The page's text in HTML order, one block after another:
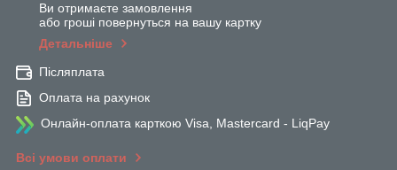
Ви отримаєте замовлення
або гроші повернуться на вашу картку
Детальніше
Післяплата
Оплата на рахунок
Онлайн-оплата карткою Visa, Mastercard - LiqPay
Всі умови оплати